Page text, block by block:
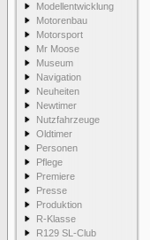
Modellentwicklung
Motorenbau
Motorsport
Mr Moose
Museum
Navigation
Neuheiten
Newtimer
Nutzfahrzeuge
Oldtimer
Personen
Pflege
Premiere
Presse
Produktion
R-Klasse
R129 SL-Club